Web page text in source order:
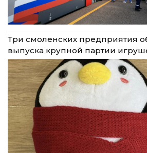
Три смоленских предприятия
выпуска крупной партии